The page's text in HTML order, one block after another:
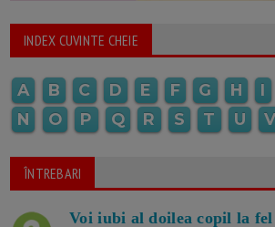
INDEX CUVINTE CHEIE
A B C D E F G H I
N
O P Q R S T U V
ÎNTREBARI
Voi iubi al doilea copil la